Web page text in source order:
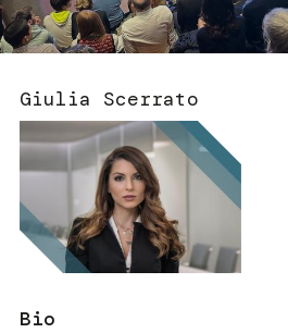
Servizi e accessibilità
Contatti
Biglietti
Giulia Scerrato
Bio